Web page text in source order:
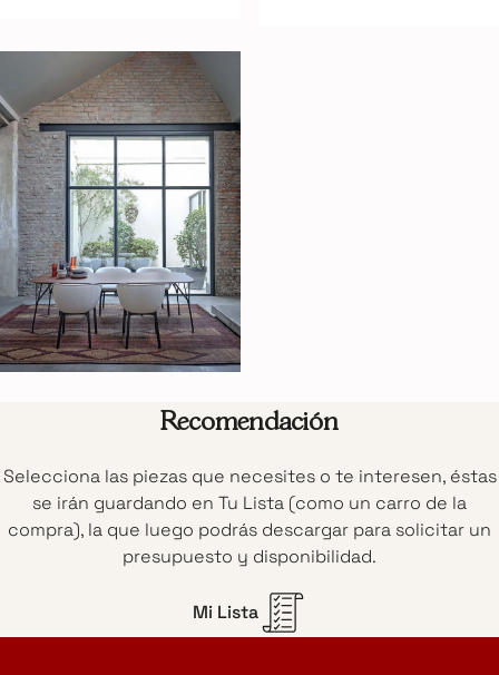
Recomendación
Selecciona las piezas que necesites o te interesen, éstas
se irán guardando en Tu Lista (como un carro de la
compra), la que luego podrás descargar para solicitar un
presupuesto y disponibilidad.
Mi Lista